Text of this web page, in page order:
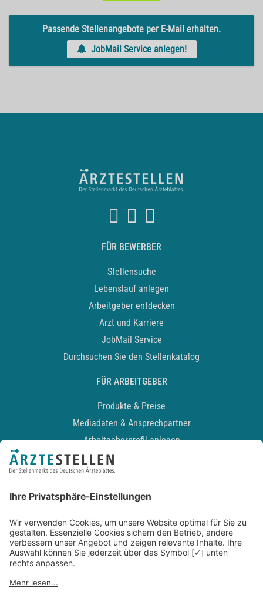
Passende Stellenangebote per E-Mail erhalten.
JobMail Service anlegen!
FÜR BEWERBER
Stellensuche
Lebenslauf anlegen
Arbeitgeber entdecken
Arzt und Karriere
JobMail Service
Durchsuchen Sie den Stellenkatalog
FÜR ARBEITGEBER
Produkte & Preise
Mediadaten & Ansprechpartner
Arbeitgeberprofil anlegen
Recruiting-Podcast
Kontakt
Datenschutz
Newsletter